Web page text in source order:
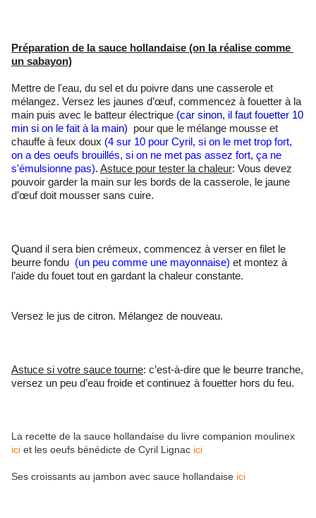
Préparation de la sauce hollandaise (on la réalise comme
un sabayon)
Mettre de l'eau, du sel et du poivre dans une casserole et
mélangez. Versez les jaunes d’œuf, commencez à fouetter à la
main puis avec le batteur électrique (car sinon, il faut fouetter 10
min si on le fait à la main) pour que le mélange mousse et
chauffe à feux doux (4 sur 10 pour Cyril, si on le met trop fort,
on a des oeufs brouillés, si on ne met pas assez fort, ça ne
s'émulsionne pas). Astuce pour tester la chaleur: Vous devez
pouvoir garder la main sur les bords de la casserole, le jaune
d’œuf doit mousser sans cuire.
Quand il sera bien crémeux, commencez à verser en filet le
beurre fondu (un peu comme une mayonnaise) et montez à
l’aide du fouet tout en gardant la chaleur constante.
Versez le jus de citron. Mélangez de nouveau.
Astuce si votre sauce tourne: c’est-à-dire que le beurre tranche,
versez un peu d’eau froide et continuez à fouetter hors du feu.
ici et les oeufs bénédicte de Cyril Lignac ici
Ses croissants au jambon avec sauce hollandaise ici